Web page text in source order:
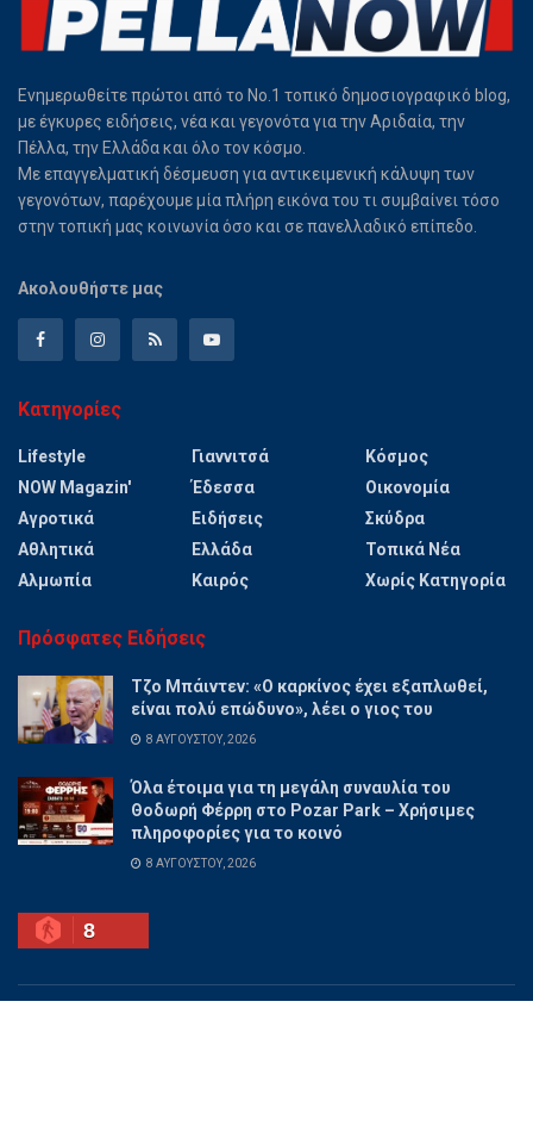
Ενημερωθείτε πρώτοι από το Νο.1 τοπικό δημοσιογραφικό blog,
με έγκυρες ειδήσεις, νέα και γεγονότα για την Αριδαία, την
Πέλλα, την Ελλάδα και όλο τον κόσμο.
Με επαγγελματική δέσμευση για αντικειμενική κάλυψη των
γεγονότων, παρέχουμε μία πλήρη εικόνα του τι συμβαίνει τόσο
στην τοπική μας κοινωνία όσο και σε πανελλαδικό επίπεδο.
Ακολουθήστε μας
Κατηγορίες
Lifestyle
NOW Magazin'
Αγροτικά
Αθλητικά
Αλμωπία
Γιαννιτσά
Έδεσσα
Ειδήσεις
Ελλάδα
Καιρός
Κόσμος
Οικονομία
Σκύδρα
Τοπικά Νέα
Χωρίς Κατηγορία
Πρόσφατες Ειδήσεις
Τζο Μπάιντεν: «Ο καρκίνος έχει εξαπλωθεί,
είναι πολύ επώδυνο», λέει ο γιος του
8 ΑΥΓΟΎΣΤΟΥ, 2026
Όλα έτοιμα για τη μεγάλη συναυλία του
Θοδωρή Φέρρη στο Pozar Park – Χρήσιμες
πληροφορίες για το κοινό
8 ΑΥΓΟΎΣΤΟΥ, 2026
8